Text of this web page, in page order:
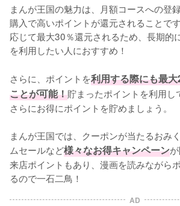
まんが王国の魅力は、月額コースへの登
購入で高いポイントが還元されることで
応じて最大30％還元されるため、長期的
を利用したい人におすすめ！
さらに、ポイントを利用する際にも最
ことが可能！貯まったポイントを利用し
さらにお得にポイントを貯めましょう。
まんが王国では、クーポンが当たるおみ
ムセールなど様々なお得キャンペーン
来店ポイントもあり、漫画を読みながら
るので一石二鳥！
AD